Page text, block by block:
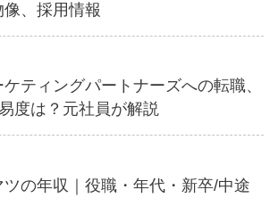
、採用情報
ティングパートナーズへの転職、
度は？元社員が解説
の年収｜役職・年代・新卒/中途